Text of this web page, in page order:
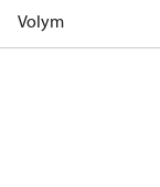
Volym